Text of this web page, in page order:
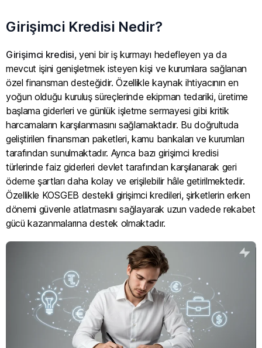
Girişimci Kredisi Nedir?
Girişimci kredisi, yeni bir iş kurmayı hedefleyen ya da
mevcut işini genişletmek isteyen kişi ve kurumlara sağlanan
özel finansman desteğidir. Özellikle kaynak ihtiyacının en
yoğun olduğu kuruluş süreçlerinde ekipman tedariki, üretime
başlama giderleri ve günlük işletme sermayesi gibi kritik
harcamaların karşılanmasını sağlamaktadır. Bu doğrultuda
geliştirilen finansman paketleri, kamu bankaları ve kurumları
tarafından sunulmaktadır. Ayrıca bazı girişimci kredisi
türlerinde faiz giderleri devlet tarafından karşılanarak geri
ödeme şartları daha kolay ve erişilebilir hâle getirilmektedir.
Özellikle KOSGEB destekli girişimci kredileri, şirketlerin erken
dönemi güvenle atlatmasını sağlayarak uzun vadede rekabet
gücü kazanmalarına destek olmaktadır.